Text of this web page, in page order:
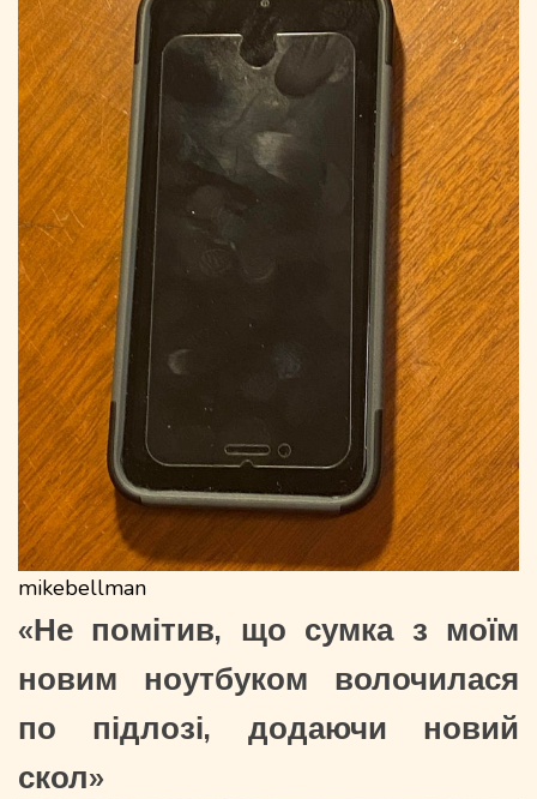
mikebellman
«Не помітив, що сумка з моїм
новим ноутбуком волочилася
по підлозі, додаючи новий
скол»